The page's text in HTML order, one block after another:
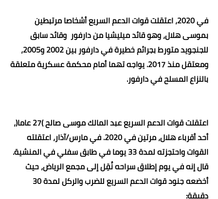
في 2020، اعتقلت قوات الدعم السريع أشخاصا مرتبطين
بموسى هلال، وهو قائد ميليشيا من دارفور وقائد سابق
للجنجويد متورط بجرائم خطيرة في دارفور بين 2002 و2005،
ومعتقل منذ 2017. يواجه تهما أمام محكمة عسكرية متعلقة
بالنزاع المسلح في دارفور.
اعتقلت قوات الدعم السريع عبد المالك موسى صالح )27 عاما(،
أحد أقرباء هلال، مرتين في 2020. في مارس/آذار، اعتقلته
القوات واحتجزته لمدة 33 يوما في طابق سفلي في المنشية.
قال إنه في يوم إطلاق سراحه نُقِل إلى مجمع الرياض، حيث
أخضعه جنود قوات الدعم السريع للضرب والركل لمدة 30
دقيقة: